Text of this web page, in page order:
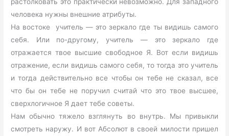
человека нужны внешние атрибуты.
На востоке учитель — это зеркало где ты видишь самого
себя. Или по-другому, учитель — это зеркало где
отражается твое высшие свободное Я. Вот если видишь
отражение, если видишь самого себя, то тогда это учитель
и тогда действительно все чтобы он тебе не сказал, все
что бы он тебе не поручил считай что это твое высшее,
сверхлогичное Я дает тебе советы.
Нам обычно тяжело взглянуть во внутрь. Мы привыкли
смотреть наружу. И вот Абсолют в своей милости пришел